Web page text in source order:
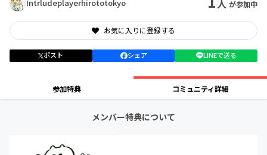
Intrludeplayerhirototokyo 人 が参加中
お気に入りに登録する
ポスト シェア LINEで送る
参加特典 コミュニティ詳細
メンバー特典について